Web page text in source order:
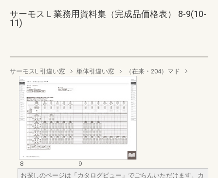
サーモスＬ業務用資料集（完成品価格表） 8-9(10-
11)
サーモスL 引違い窓 単体引違い窓 （在来・204）マド
8
9
お探しのページは「カタログビュー」でごらんいただけます。カ